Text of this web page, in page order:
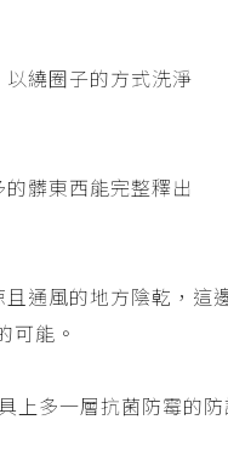
繞圈子的方式洗淨
髒東西能完整釋出
通風的地方陰乾，這
可能。
上多一層抗菌防霉的